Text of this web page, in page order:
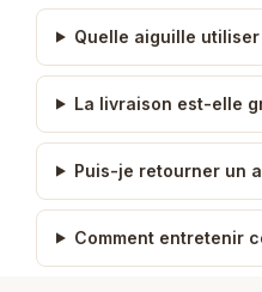
Quelle aiguille
La livraison est-elle
Puis-je retourner un
Comment entretenir